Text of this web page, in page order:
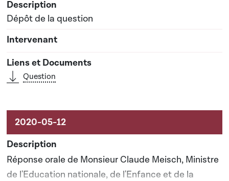
Dépôt de la question
Question
Réponse orale de Monsieur Claude Meisch, Ministre
de l'Education nationale, de l'Enfance et de la